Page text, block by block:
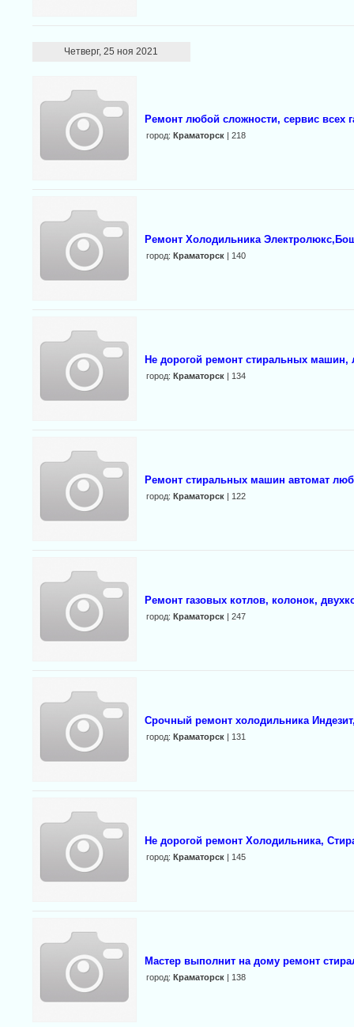
Четверг, 25 ноя 2021
Ремонт любой сложности, сервис всех
город: Краматорск| 218
Ремонт Холодильника
город: Краматорск| 140
Не дорогой ремонт стиральных
город: Краматорск| 134
Ремонт стиральных машин автомат
город: Краматорск| 122
Ремонт газовых котлов, колонок,
город: Краматорск| 247
Срочный ремонт холодильника
город: Краматорск| 131
Не дорогой ремонт Холодильника,
город: Краматорск| 145
Мастер выполнит на дому ремонт
город: Краматорск| 138